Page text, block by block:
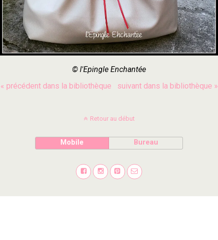
© l'Epingle Enchantée
« précédent dans la bibliothèque
suivant dans la bibliothèque »
Retour au début
Mobile Bureau